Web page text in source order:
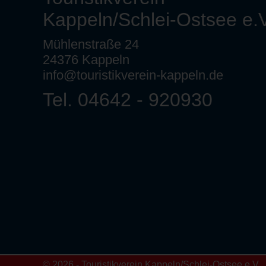
Kappeln/Schlei-Ostsee
Mühlenstraße 24
24376 Kappeln
info@touristikverein-kappeln.de
Tel. 04642 - 920930